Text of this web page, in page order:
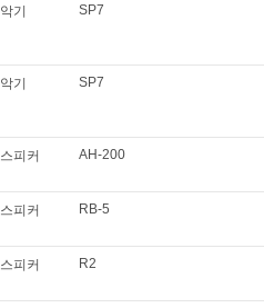
악기 SP7
악기 SP7
스피커 AH-200
스피커 RB-5
스피커 R2